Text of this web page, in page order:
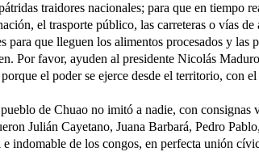
traidores nacionales; para que en tiempo
el trasporte público, las carreteras o vías
para que lleguen los alimentos procesados y las
Por favor, ayuden al presidente Nicolás
el poder se ejerce desde el territorio, con
de Chuao no imitó a nadie, con consignas
Julián Cayetano, Juana Barbará, Pedro
indomable de los congos, en perfecta unión